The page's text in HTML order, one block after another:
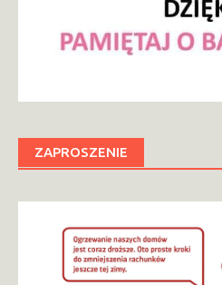
ZAPROSZENIE